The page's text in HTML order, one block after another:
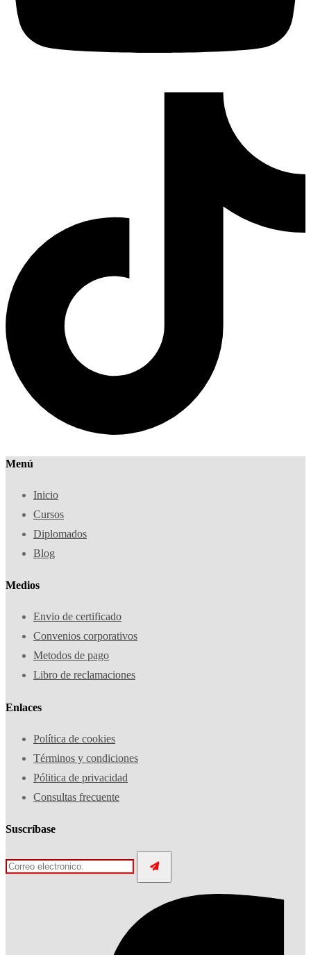
Menú
Inicio
Cursos
Diplomados
Blog
Medios
Envio de certificado
Convenios corporativos
Metodos de pago
Libro de reclamaciones
Enlaces
Política de cookies
Términos y condiciones
Pólitica de privacidad
Consultas frecuente
Suscríbase